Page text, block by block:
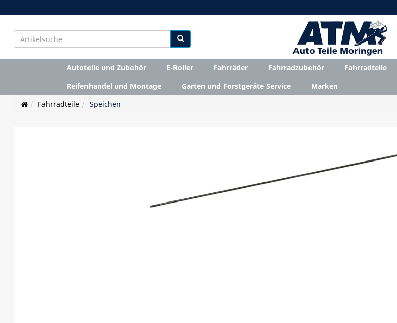
Autoteile und Zubehör E-Roller Fahrräder Fahrradzubehör Fahrradteile
Reifenhandel und Montage
Garten und Forstgeräte Service
Marken
Fahrradteile
Speichen